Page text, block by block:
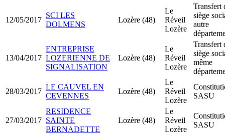
12/05/2017
SCI LES
DOLMENS
Lozère (48)
Le
Réveil
Lozère
Transfert
siège
autre
13/04/2017
ENTREPRISE
LOZERIENNE DE
SIGNALISATION
Lozère (48)
Le
Réveil
Lozère
Transfert
siège
même
28/03/2017
LE CAUVEL EN
CEVENNES
Lozère (48)
Le
Réveil
Lozère
SASU
27/03/2017
RESIDENCE
SAINTE
BERNADETTE
Lozère (48)
Le
Réveil
Lozère
SASU